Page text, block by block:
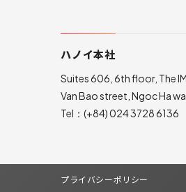
ハノイ本社
Suites 606, 6th floor, The
Van Bao street, Ngoc Ha
Tel： (+84) 024 3728 6136
プライバシーポリシー